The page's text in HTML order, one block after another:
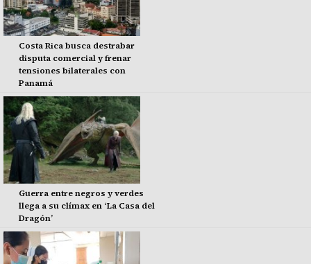
Costa Rica busca destrabar
disputa comercial y frenar
tensiones bilaterales con
Panamá
Guerra entre negros y verdes
llega a su clímax en ‘La Casa del
Dragón’